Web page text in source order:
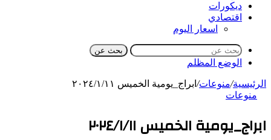
ديكورات
اقتصادي
اسعار اليوم
بحث عن
الوضع المظلم
الرئيسية/منوعات/ ابراج_يومية الخميس ٢٠٢٤/١/١١
منوعات
ابراج_يومية الخميس ٢٠٢٤/١/١١